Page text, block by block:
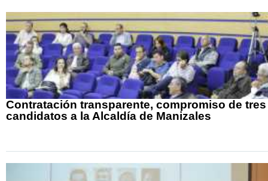
Contratación transparente, compromiso de tres
candidatos a la Alcaldía de Manizales